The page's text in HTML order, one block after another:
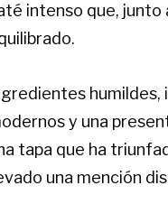
intenso que, junto
y una
tapa que ha
una mención